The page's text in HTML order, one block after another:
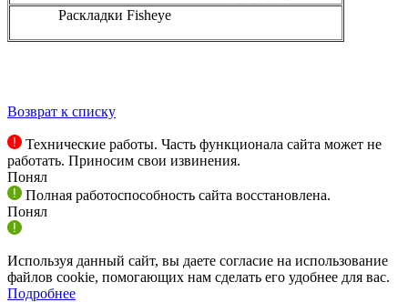
Раскладки Fisheye
Возврат к списку
Технические работы. Часть функционала сайта может не
работать. Приносим свои извинения.
Понял
Полная работоспособность сайта восстановлена.
Понял
Используя данный сайт, вы даете согласие на использование
файлов cookie, помогающих нам сделать его удобнее для вас.
Подробнее